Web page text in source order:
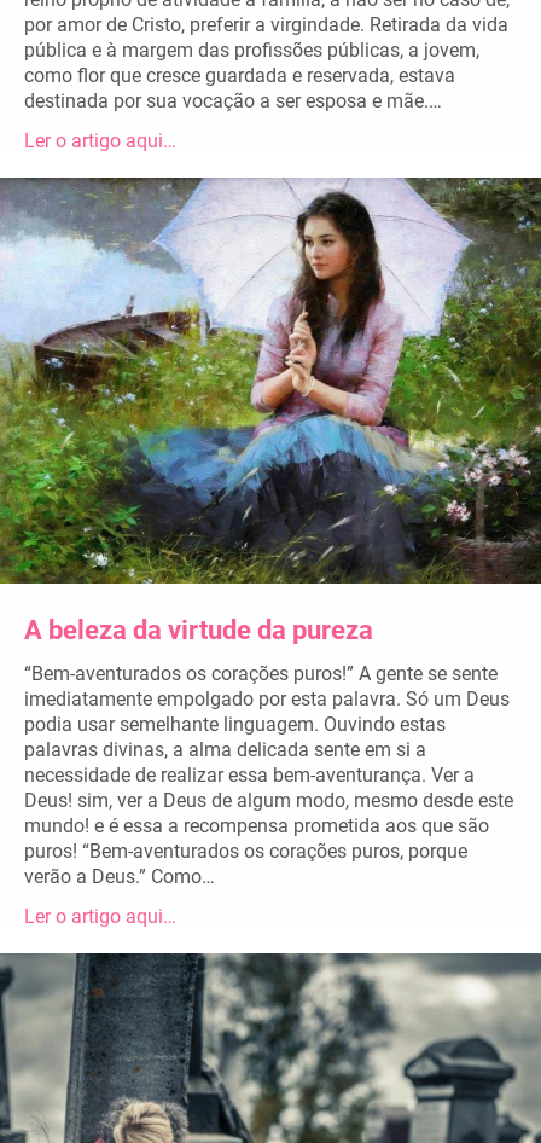
por amor de Cristo, preferir a virgindade. Retirada da vida
pública e à margem das profissões públicas, a jovem,
como flor que cresce guardada e reservada, estava
destinada por sua vocação a ser esposa e mãe.…
Ler o artigo aqui…
A beleza da virtude da pureza
“Bem-aventurados os corações puros!” A gente se sente
imediatamente empolgado por esta palavra. Só um Deus
podia usar semelhante linguagem. Ouvindo estas
palavras divinas, a alma delicada sente em si a
necessidade de realizar essa bem-aventurança. Ver a
Deus! sim, ver a Deus de algum modo, mesmo desde este
mundo! e é essa a recompensa prometida aos que são
puros! “Bem-aventurados os corações puros, porque
verão a Deus.” Como…
Ler o artigo aqui…